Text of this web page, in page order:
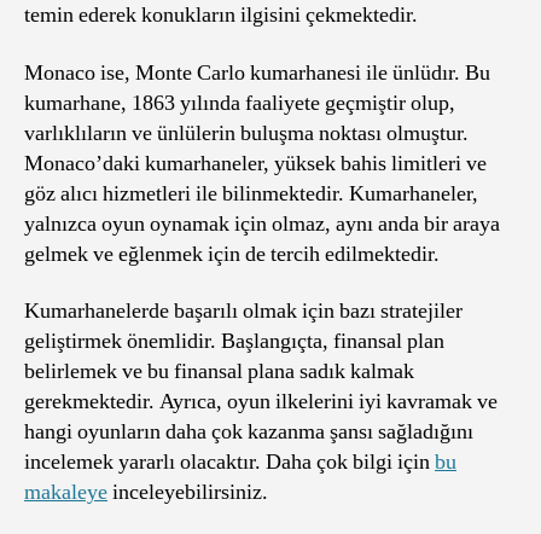
temin ederek konukların ilgisini çekmektedir.
Monaco ise, Monte Carlo kumarhanesi ile ünlüdır. Bu
kumarhane, 1863 yılında faaliyete geçmiştir olup,
varlıklıların ve ünlülerin buluşma noktası olmuştur.
Monaco’daki kumarhaneler, yüksek bahis limitleri ve
göz alıcı hizmetleri ile bilinmektedir. Kumarhaneler,
yalnızca oyun oynamak için olmaz, aynı anda bir araya
gelmek ve eğlenmek için de tercih edilmektedir.
Kumarhanelerde başarılı olmak için bazı stratejiler
geliştirmek önemlidir. Başlangıçta, finansal plan
belirlemek ve bu finansal plana sadık kalmak
gerekmektedir. Ayrıca, oyun ilkelerini iyi kavramak ve
hangi oyunların daha çok kazanma şansı sağladığını
incelemek yararlı olacaktır. Daha çok bilgi içinbu
makaleyeinceleyebilirsiniz.